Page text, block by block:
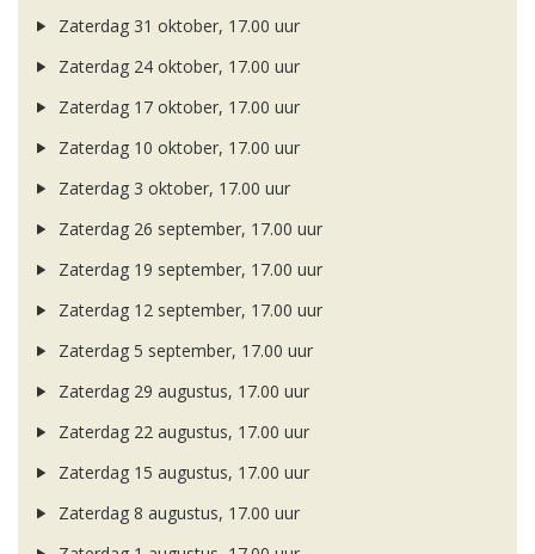
Zaterdag 31 oktober, 17.00 uur
Zaterdag 24 oktober, 17.00 uur
Zaterdag 17 oktober, 17.00 uur
Zaterdag 10 oktober, 17.00 uur
Zaterdag 3 oktober, 17.00 uur
Zaterdag 26 september, 17.00 uur
Zaterdag 19 september, 17.00 uur
Zaterdag 12 september, 17.00 uur
Zaterdag 5 september, 17.00 uur
Zaterdag 29 augustus, 17.00 uur
Zaterdag 22 augustus, 17.00 uur
Zaterdag 15 augustus, 17.00 uur
Zaterdag 8 augustus, 17.00 uur